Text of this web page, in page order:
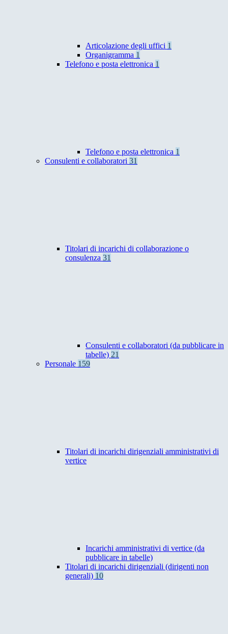
Articolazione degli uffici 1
Organigramma 1
Telefono e posta elettronica 1
Telefono e posta elettronica 1
Consulenti e collaboratori 31
Titolari di incarichi di collaborazione o
consulenza 31
Consulenti e collaboratori (da pubblicare in
tabelle) 21
Personale 159
Titolari di incarichi dirigenziali amministrativi di
vertice
Incarichi amministrativi di vertice (da
pubblicare in tabelle)
Titolari di incarichi dirigenziali (dirigenti non
generali) 10